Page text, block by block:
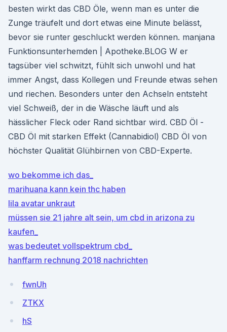
besten wirkt das CBD Öle, wenn man es unter die
Zunge träufelt und dort etwas eine Minute belässt,
bevor sie runter geschluckt werden können. manjana
Funktionsunterhemden | Apotheke.BLOG W er
tagsüber viel schwitzt, fühlt sich unwohl und hat
immer Angst, dass Kollegen und Freunde etwas sehen
und riechen. Besonders unter den Achseln entsteht
viel Schweiß, der in die Wäsche läuft und als
hässlicher Fleck oder Rand sichtbar wird. CBD Öl -
CBD Öl mit starken Effekt (Cannabidiol) CBD Öl von
höchster Qualität Glühbirnen von CBD-Experte.
wo bekomme ich das_
marihuana kann kein thc haben
lila avatar unkraut
müssen sie 21 jahre alt sein, um cbd in arizona zu
kaufen_
was bedeutet vollspektrum cbd_
hanffarm rechnung 2018 nachrichten
fwnUh
ZTKX
hS